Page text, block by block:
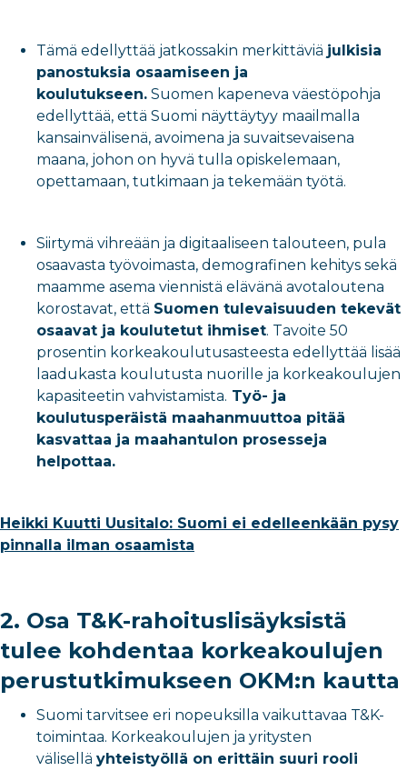
Tämä edellyttää jatkossakin merkittäviä julkisia
panostuksia osaamiseen ja
koulutukseen. Suomen kapeneva väestöpohja
edellyttää, että Suomi näyttäytyy maailmalla
kansainvälisenä, avoimena ja suvaitsevaisena
maana, johon on hyvä tulla opiskelemaan,
opettamaan, tutkimaan ja tekemään työtä.
Siirtymä vihreään ja digitaaliseen talouteen, pula
osaavasta työvoimasta, demografinen kehitys sekä
maamme asema viennistä elävänä avotaloutena
korostavat, että Suomen tulevaisuuden tekevät
osaavat ja koulutetut ihmiset. Tavoite 50
prosentin korkeakoulutusasteesta edellyttää lisää
laadukasta koulutusta nuorille ja korkeakoulujen
kapasiteetin vahvistamista. Työ- ja
koulutusperäistä maahanmuuttoa pitää
kasvattaa ja maahantulon prosesseja
helpottaa.
Heikki Kuutti Uusitalo: Suomi ei edelleenkään pysy
pinnalla ilman osaamista
2. Osa T&K-rahoituslisäyksistä
tulee kohdentaa korkeakoulujen
perustutkimukseen OKM:n kautta
Suomi tarvitsee eri nopeuksilla vaikuttavaa T&K-
toimintaa. Korkeakoulujen ja yritysten
välisellä yhteistyöllä on erittäin suuri rooli